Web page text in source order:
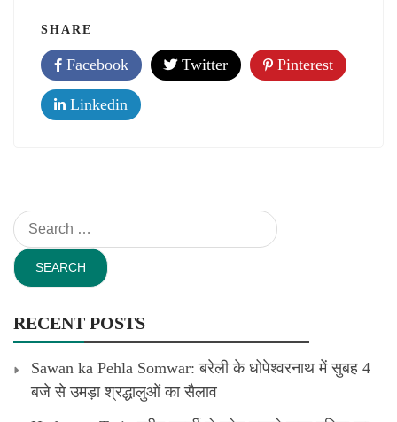
SHARE
Facebook Twitter Pinterest
Linkedin
Search
for:
RECENT POSTS
Sawan ka Pehla Somwar: बरेली के धोपेश्वरनाथ में सुबह 4
बजे से उमड़ा श्रद्धालुओं का सैलाव